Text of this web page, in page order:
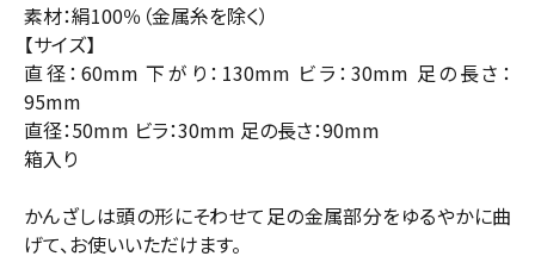
素材：絹100％（金属糸を除く）
【サイズ】
直径：60mm 下がり：130mm ビラ：30mm 足の長さ：
95mm
直径：50mm ビラ：30mm 足の長さ：90mm
箱入り
かんざしは頭の形にそわせて足の金属部分をゆるやかに曲
げて、お使いいただけます。